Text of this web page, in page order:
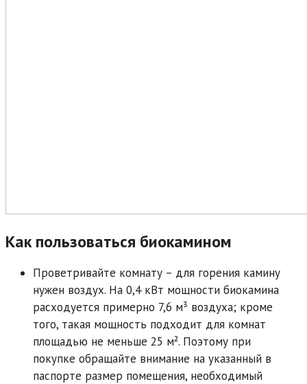
Как пользоваться биокамином
Проветривайте комнату – для горения камину
нужен воздух. На 0,4 кВт мощности биокамина
расходуется примерно 7,6 м³ воздуха; кроме
того, такая мощность подходит для комнат
площадью не меньше 25 м². Поэтому при
покупке обращайте внимание на указанный в
паспорте размер помещения, необходимый